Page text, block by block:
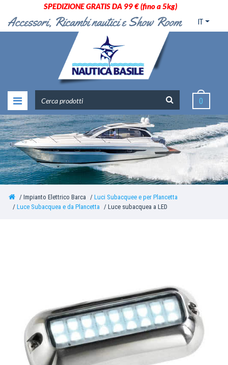
SPEDIZIONE GRATIS DA 99 € (fino a 5kg)
IT
0
Impianto Elettrico Barca
Luci Subacquee e per Plancetta
Luce Subacquea e da Plancetta
Luce subacquea a LED